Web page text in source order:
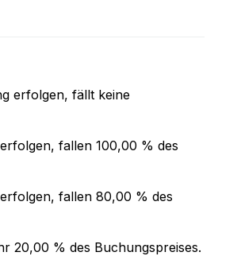
erfolgen, fällt keine
fallen 100,00 % des
fallen 80,00 % des
20,00 % des Buchungspreises.